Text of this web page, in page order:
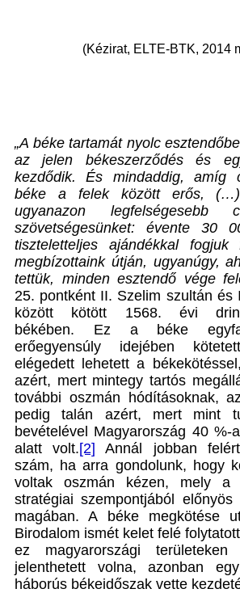
(Kézirat, ELTE-BTK, 2014
„A béke tartamát nyolc
az jelen békeszerződés és
kezdődik. És mindaddig, amíg
béke a felek között erős,
ugyanazon legfelségesebb
szövetségesünket: évente 30
tiszteletteljes ajándékkal fogjuk
megbízottaink útján, ugyanúgy,
tettük, minden esztendő vége
25. pontként II. Szelim szultán és
között kötött 1568. évi
békében. Ez a béke
erőegyensúly idejében
elégedett lehetett a
azért, mert mintegy tartós
további oszmán hódításoknak,
pedig talán azért, mert mint
bevételével Magyarország 40 %-
alatt volt.[2]
Annál jobban
szám, ha arra gondolunk, hogy
voltak oszmán kézen, mely a
stratégiai szempontjából előnyös
magában. A béke megkötése
Birodalom ismét kelet felé
ez magyarországi
jelenthetett volna, azonban
háborús békeidőszak vette